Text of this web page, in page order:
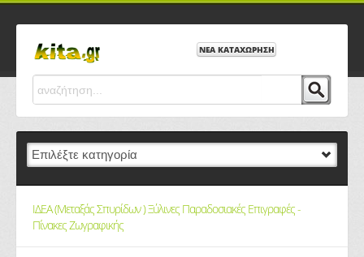
ΝΕΑ ΚΑΤΑΧΩΡΗΣΗ
ΙΔΕΑ (Μεταξάς Σπυρίδων ) Ξύλινες Παραδοσιακές Επιγραφές -
Πίνακες Ζωγραφικής